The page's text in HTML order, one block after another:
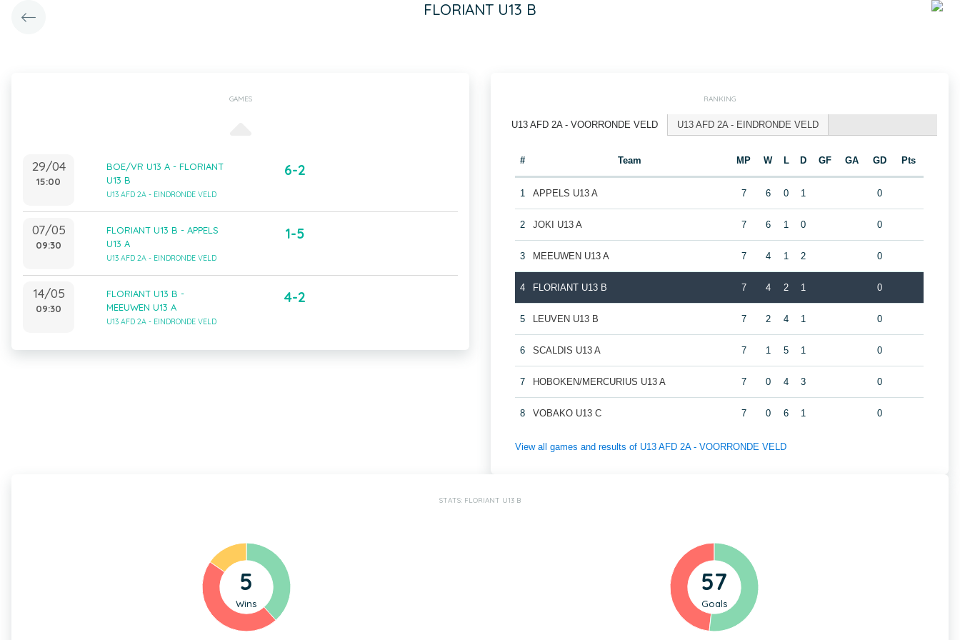
FLORIANT U13 B
GAMES
29/04
15:00
BOE/VR U13 A - FLORIANT
U13 B
U13 AFD 2A - EINDRONDE VELD
6-2
07/05
09:30
FLORIANT U13 B - APPELS
U13 A
U13 AFD 2A - EINDRONDE VELD
1-5
14/05
09:30
FLORIANT U13 B -
MEEUWEN U13 A
U13 AFD 2A - EINDRONDE VELD
4-2
RANKING
U13 AFD 2A - VOORRONDE VELD U13 AFD 2A - EINDRONDE VELD
# Team MP W L D GF GA GD Pts
1 APPELS U13 A 7 6 0 1 0
2 JOKI U13 A 7 6 1 0 0
3 MEEUWEN U13 A 7 4 1 2 0
4 FLORIANT U13 B 7 4 2 1 0
5 LEUVEN U13 B 7 2 4 1 0
6 SCALDIS U13 A 7 1 5 1 0
7 HOBOKEN/MERCURIUS U13 A 7 0 4 3 0
8 VOBAKO U13 C 7 0 6 1 0
View all games and results of U13 AFD 2A - VOORRONDE VELD
STATS: FLORIANT U13 B
5
Wins
57
Goals